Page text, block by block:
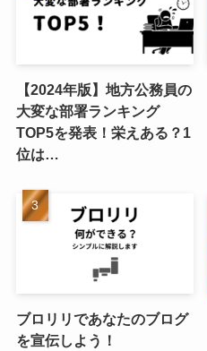
【2024年版】地方公務員の
大変な部署ランキング
TOP5を発表！栄えある？1
位は…
ブロリリであなたのブログ
を宣伝しよう！